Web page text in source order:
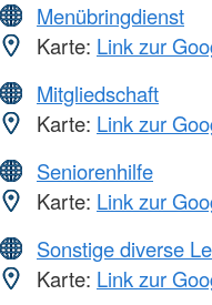
Menübringdienst
Karte: Link zur
Mitgliedschaft
Karte: Link zur
Seniorenhilfe
Karte: Link zur
Sonstige diverse
Karte: Link zur